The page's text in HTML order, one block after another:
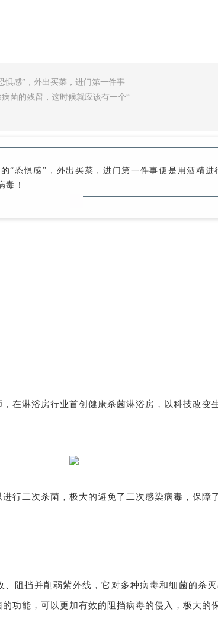
惧感”，外出买菜，进门第一件事
菌的残留，这时候就应该有一个“
“恐惧感”，外出买菜，进门第一件事便是用酒精
毒！
，在淋浴房行业首创健康杀菌淋浴房，以科技改变
行二次杀菌，极大的避免了二次感染病毒，保障
阻挡并削弱紫外线，它对多种病毒和细菌的杀
功能，可以更加有效的阻挡病毒的侵入，极大的